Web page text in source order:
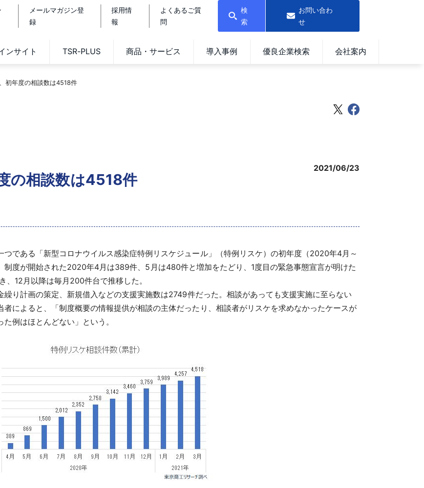
メールマガジン登
録
採用情
報
よくあるご質
問
検
索
お問い合わ
せ
ンサイト TSR-PLUS 商品・サービス 導入事例 優良企業検索 会社案内
初年度の相談数は4518件
の相談数は4518件
2021/06/23
である「新型コロナウイルス感染症特例リスケジュール」（特例リスケ）の初年度（2020年4月～
度が開始された2020年4月は389件、5月は480件と増加をたどり、1度目の緊急事態宣言が明けた
12月以降は毎月200件台で推移した。
り計画の策定、新規借入などの支援実施数は2749件だった。相談があっても支援実施に至らない
によると、「制度概要の情報提供が相談の主体だったり、相談者がリスケを求めなかったケースが
例はほとんどない」という。